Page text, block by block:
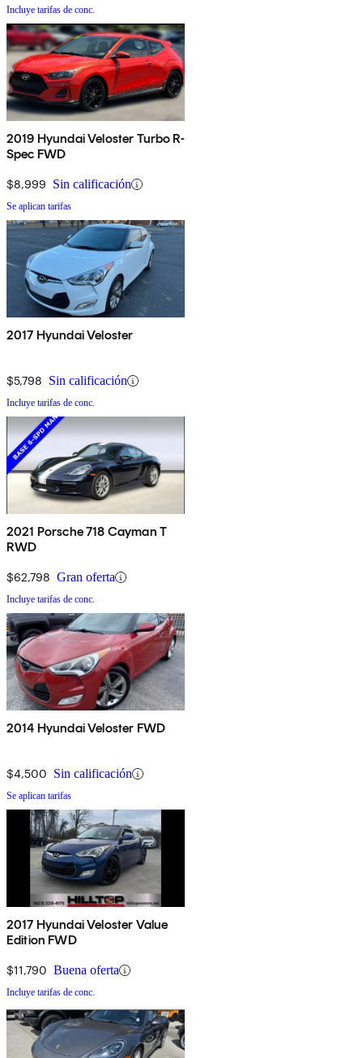
Incluye tarifas de conc.
2019 Hyundai Veloster Turbo R-
Spec FWD
$8,999 Sin calificación
Se aplican tarifas
2017 Hyundai Veloster
$5,798 Sin calificación
Incluye tarifas de conc.
2021 Porsche 718 Cayman T
RWD
$62,798 Gran oferta
Incluye tarifas de conc.
2014 Hyundai Veloster FWD
$4,500 Sin calificación
Se aplican tarifas
2017 Hyundai Veloster Value
Edition FWD
$11,790 Buena oferta
Incluye tarifas de conc.